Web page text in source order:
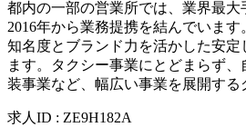
都内の一部の営業所では、業界最大
2016年から業務提携を結んでいま
知名度とブランド力を活かした安
ます。タクシー事業にとどまらず
装事業など、幅広い事業を展開する
求人ID : ZE9H182A